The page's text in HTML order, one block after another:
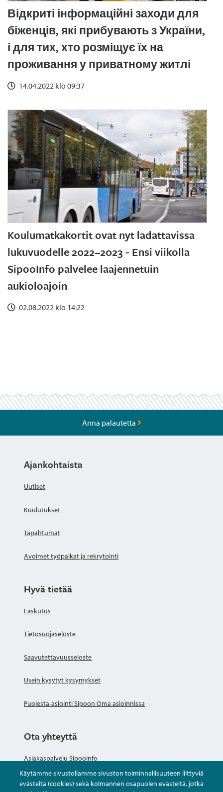
Відкриті інформаційні заходи для
біженців, які прибувають з України,
і для тих, хто розміщує їх на
проживання у приватному житлі
14.04.2022 klo 09:37
Koulumatkakortit ovat nyt ladattavissa
lukuvuodelle 2022–2023 - Ensi viikolla
SipooInfo palvelee laajennetuin
aukioloajoin
02.08.2022 klo 14:22
Käytämme sivustollamme sivuston toiminnallisuuteen liittyviä
evästeitä (cookies) sekä kolmannen osapuolen evästeitä, jotka
Anna palautetta
Ajankohtaista
Uutiset
Kuulutukset
Tapahtumat
Avoimet työpaikat ja rekrytointi
Hyvä tietää
Laskutus
Tietosuojaseloste
Saavutettavuusseloste
Usein kysytyt kysymykset
Puolesta-asiointi Sipoon Oma asioinnissa
Ota yhteyttä
Asiakaspalvelu SipooInfo
Anna palautetta nimettömästi